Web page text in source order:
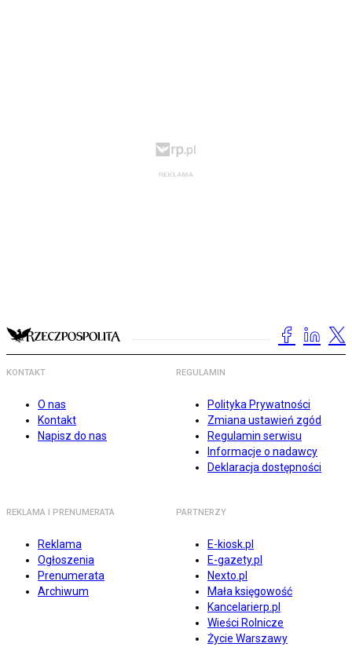
KONTAKT
O nas
Kontakt
Napisz do nas
REGULAMIN
Polityka Prywatności
Zmiana ustawień zgód
Regulamin serwisu
Informacje o nadawcy
Deklaracja dostępności
REKLAMA I PRENUMERATA
Reklama
Ogłoszenia
Prenumerata
Archiwum
PARTNERZY
E-kiosk.pl
E-gazety.pl
Nexto.pl
Mała księgowość
Kancelarierp.pl
Wieści Rolnicze
Życie Warszawy